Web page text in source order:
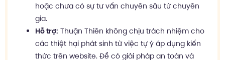
hoặc chưa có sự tư vấn chuyên sâu từ chuyên
gia.
Hỗ trợ: Thuận Thiên không chịu trách nhiệm cho
các thiệt hại phát sinh từ việc tự ý áp dụng kiến
thức trên website. Để có giải pháp an toàn và